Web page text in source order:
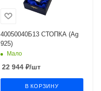
40050040Б13 СТОПКА (Ag
925)
Мало
22 944₽/шт
В КОРЗИНУ